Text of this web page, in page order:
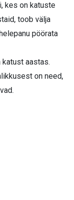
kes on katuste
toob välja
pöörata
katust aastas.
on need,